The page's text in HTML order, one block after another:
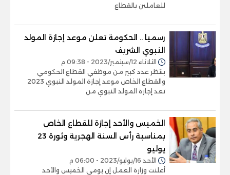
للعاملين بالقطاع
رسميا .. الحكومة تعلن موعد إجازة المولد
النبوي الشريف
الثلاثاء 12/سبتمبر/2023 - 09:38 م
ينتظر عدد كبير من موظفي القطاع الحكومي
والقطاع الخاص موعد إجازة المولد النبوي 2023
تعد إجازة المولد النبوي من
الخميس والأحد إجازة للقطاع الخاص
بمناسبة رأس السنة الهجرية وثورة 23
يوليو
الأحد 16/يوليو/2023 - 06:00 م
أعلنت وزارة العمل إن يومي الخميس والأحد